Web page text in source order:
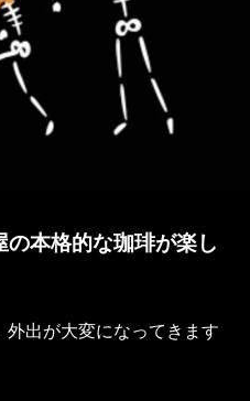
本格的な珈琲が楽し
出が大変になってきます